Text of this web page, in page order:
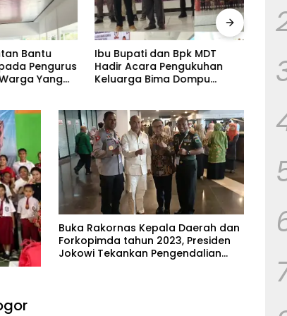
Bantu
Pengurus
Yang
Ibu Bupati dan Bpk MDT
Hadir Acara Pengukuhan
Keluarga Bima Dompu
Gedung Fortuna Radamata.
Buka Rakornas Kepala Daerah dan
Forkopimda tahun 2023, Presiden
Jokowi Tekankan Pengendalian